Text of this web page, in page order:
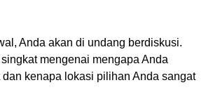
Anda akan di undang berdiskusi.
mengenai mengapa Anda
dan kenapa lokasi pilihan Anda sangat